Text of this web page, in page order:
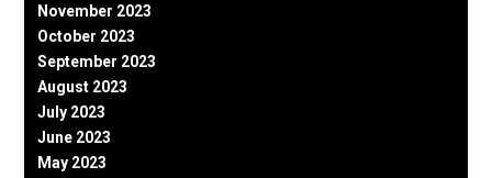
November 2023
October 2023
September 2023
August 2023
July 2023
June 2023
May 2023